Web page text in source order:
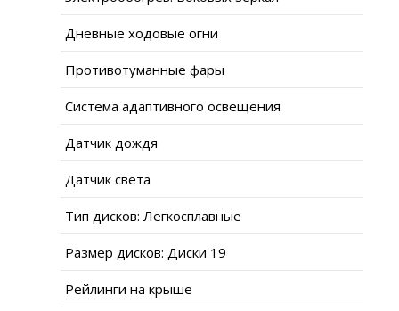
Дневные ходовые огни
Противотуманные фары
Система адаптивного освещения
Датчик дождя
Датчик света
Тип дисков: Легкосплавные
Размер дисков: Диски 19
Рейлинги на крыше